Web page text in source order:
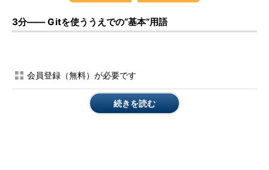
3分―― Gitを使ううえでの“基本”用語
会員登録（無料）が必要です
続きを読む